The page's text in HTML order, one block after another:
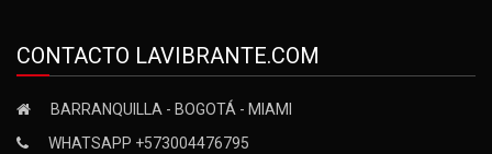
CONTACTO LAVIBRANTE.COM
BARRANQUILLA - BOGOTÁ - MIAMI
WHATSAPP +573004476795